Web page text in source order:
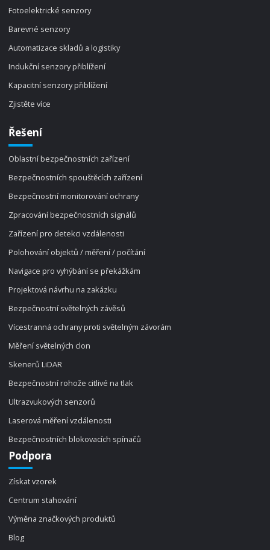
Fotoelektrické senzory
Barevné senzory
Automatizace skladů a logistiky
Indukční senzory přiblížení
Kapacitní senzory přiblížení
Zjistěte více
Řešení
Oblastní bezpečnostních zařízení
Bezpečnostních spouštěcích zařízení
Bezpečnostní monitorování ochrany
Zpracování bezpečnostních signálů
Zařízení pro detekci vzdálenosti
Polohování objektů / měření / počítání
Navigace pro vyhýbání se překážkám
Projektová návrhu na zakázku
Bezpečnostní světelných závěsů
Vícestranná ochrany proti světelným závorám
Měření světelných clon
Skenerů LiDAR
Bezpečnostní rohože citlivé na tlak
Ultrazvukových senzorů
Laserová měření vzdálenosti
Bezpečnostních blokovacích spínačů
Podpora
Získat vzorek
Centrum stahování
Výměna značkových produktů
Blog